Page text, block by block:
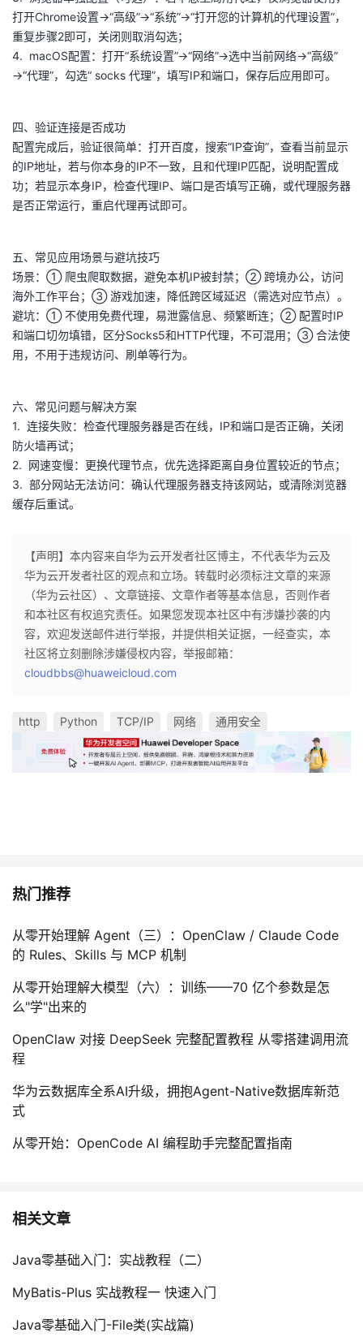
学
堂
的
课
我
的
证
我
实
验
的
收
藏
持
我
技
术
持
的
云
建
议
打开Chrome设置→“高级”→“系统”→“打开您的计算机的代理设置”，
重复步骤2即可，关闭则取消勾选；
4. macOS配置：打开“系统设置”→“网络”→选中当前网络→“高级”
→“代理”，勾选“ socks 代理”，填写IP和端口，保存后应用即可。
四、验证连接是否成功
配置完成后，验证很简单：打开百度，搜索“IP查询”，查看当前显示
的IP地址，若与你本身的IP不一致，且和代理IP匹配，说明配置成
功；若显示本身IP，检查代理IP、端口是否填写正确，或代理服务器
是否正常运行，重启代理再试即可。
五、常见应用场景与避坑技巧
场景：① 爬虫爬取数据，避免本机IP被封禁；② 跨境办公，访问
海外工作平台；③ 游戏加速，降低跨区域延迟（需选对应节点）。
避坑：① 不使用免费代理，易泄露信息、频繁断连；② 配置时IP
和端口切勿填错，区分Socks5和HTTP代理，不可混用；③ 合法使
用，不用于违规访问、刷单等行为。
六、常见问题与解决方案
1. 连接失败：检查代理服务器是否在线，IP和端口是否正确，关闭
防火墙再试；
2. 网速变慢：更换代理节点，优先选择距离自身位置较近的节点；
3. 部分网站无法访问：确认代理服务器支持该网站，或清除浏览器
缓存后重试。
【声明】本内容来自华为云开发者社区博主，不代表华为云及
华为云开发者社区的观点和立场。转载时必须标注文章的来源
（华为云社区）、文章链接、文章作者等基本信息，否则作者
和本社区有权追究责任。如果您发现本社区中有涉嫌抄袭的内
容，欢迎发送邮件进行举报，并提供相关证据，一经查实，本
社区将立刻删除涉嫌侵权内容，举报邮箱：
cloudbbs@huaweicloud.com
http Python TCP/IP 网络 通用安全
热门推荐
从零开始理解 Agent（三）：OpenClaw / Claude Code
的 Rules、Skills 与 MCP 机制
从零开始理解大模型（六）：训练——70 亿个参数是怎
么"学"出来的
OpenClaw 对接 DeepSeek 完整配置教程 从零搭建调用流
程
华为云数据库全系AI升级，拥抱Agent-Native数据库新范
式
从零开始：OpenCode AI 编程助手完整配置指南
相关文章
Java零基础入门：实战教程（二）
MyBatis-Plus 实战教程一 快速入门
Java零基础入门-File类(实战篇)